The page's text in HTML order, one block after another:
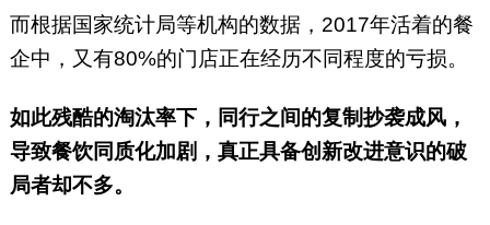
而根据国家统计局等机构的数据，2017年活着的餐
企中，又有80%的门店正在经历不同程度的亏损。
如此残酷的淘汰率下，同行之间的复制抄袭成风，
导致餐饮同质化加剧，真正具备创新改进意识的破
局者却不多。